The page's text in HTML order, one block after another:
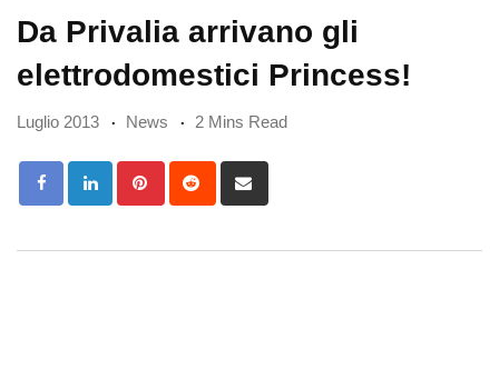
Da Privalia arrivano gli
elettrodomestici Princess!
Luglio 2013 News 2 Mins Read
PinterestReddit
via